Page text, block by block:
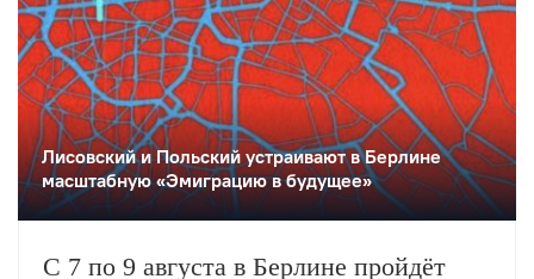
Лисовский и Польский устраивают в Берлине
масштабную «Эмиграцию в будущее»
С 7 по 9 августа в Берлине пройдёт